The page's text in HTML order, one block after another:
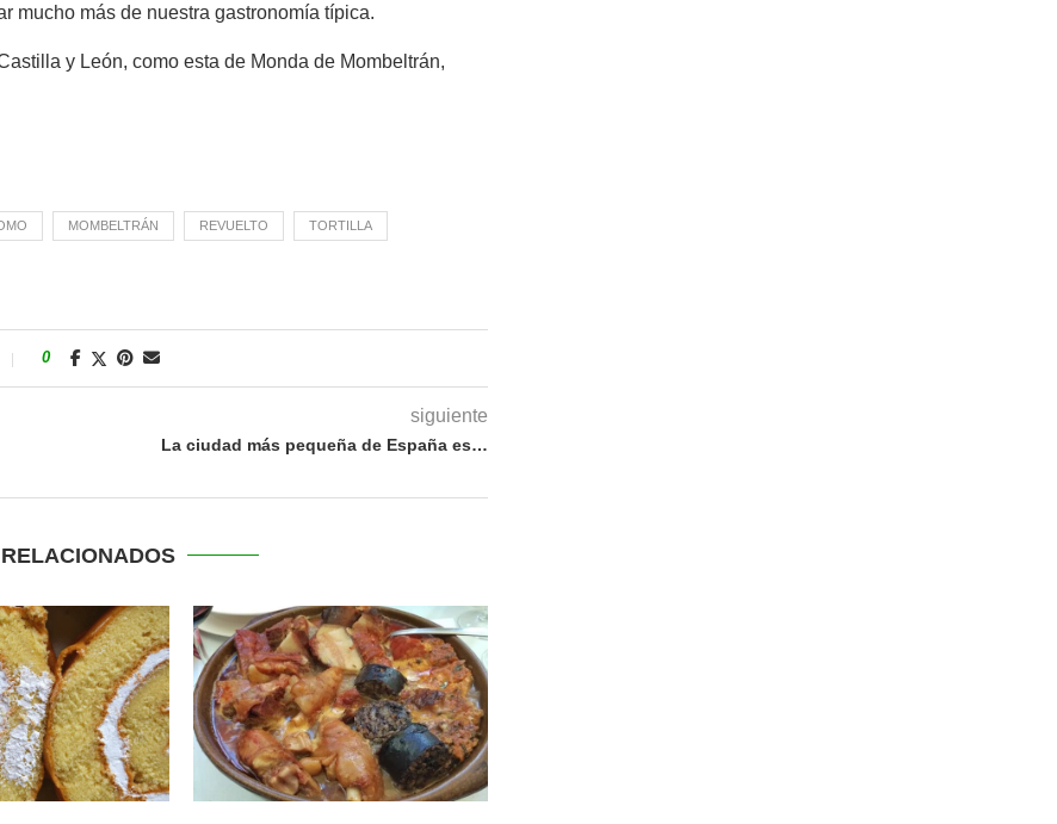
mucho más de nuestra gastronomía típica.
y León, como esta de Monda de Mombeltrán,
MOMBELTRÁN REVUELTO TORTILLA
0
siguiente
La ciudad más pequeña de España es…